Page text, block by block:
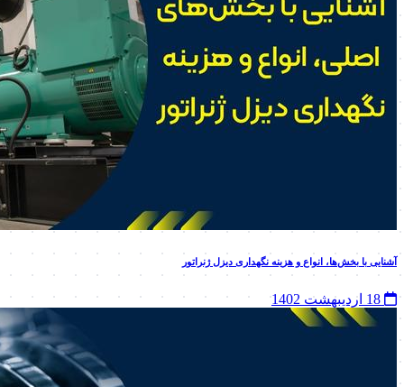
آشنایی با بخش‌ها، انواع و هزینه نگهداری دیزل ژنراتور